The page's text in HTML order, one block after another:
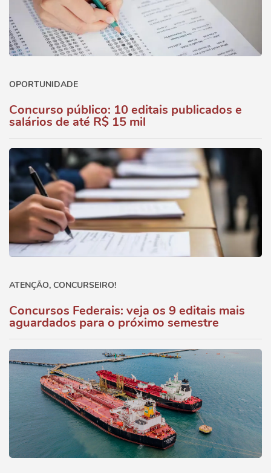
OPORTUNIDADE
Concurso público: 10 editais publicados e
salários de até R$ 15 mil
ATENÇÃO, CONCURSEIRO!
Concursos Federais: veja os 9 editais mais
aguardados para o próximo semestre